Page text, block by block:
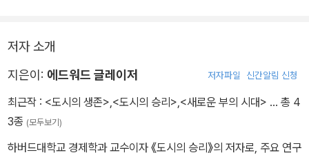
고의 대중 경제서이다.”
저자 소개
지은이: 에드워드 글레이저 저자파일 신간알림 신청
최근작 : <도시의 생존> <도시의 승리> <새로운 부의 시대> … 총 4
3종 (모두보기)
하버드대학교 경제학과 교수이자 《도시의 승리》의 저자로, 주요 연구